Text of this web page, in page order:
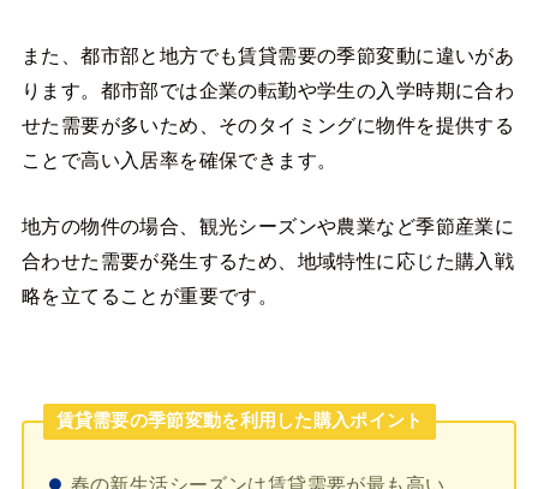
また、都市部と地方でも賃貸需要の季節変動に違いがあ
ります。都市部では企業の転勤や学生の入学時期に合わ
せた需要が多いため、そのタイミングに物件を提供する
ことで高い入居率を確保できます。
地方の物件の場合、観光シーズンや農業など季節産業に
合わせた需要が発生するため、地域特性に応じた購入戦
略を立てることが重要です。
賃貸需要の季節変動を利用した購入ポイント
春の新生活シーズンは賃貸需要が最も高い